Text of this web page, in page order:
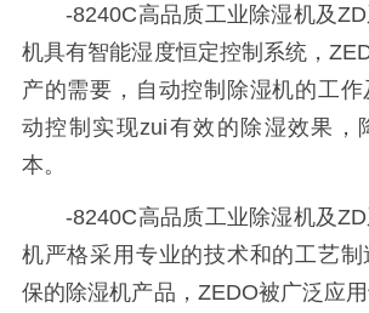
-8240C高品质工业除湿机及ZD
机具有智能湿度恒定控制系统，
产的需要，自动控制除湿机的工作
动控制实现zui有效的除湿效果，
本。
-8240C高品质工业除湿机及ZD
机严格采用专业的技术和的工艺
保的除湿机产品，ZEDO被广泛应